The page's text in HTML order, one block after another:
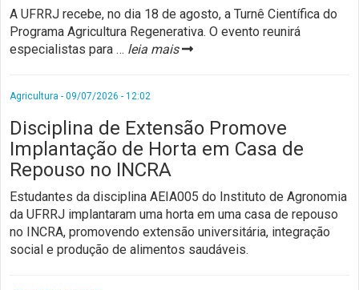
A UFRRJ recebe, no dia 18 de agosto, a Turnê Científica do
Programa Agricultura Regenerativa. O evento reunirá
especialistas para… leia mais
Agricultura - 09/07/2026 - 12:02
Disciplina de Extensão Promove
Implantação de Horta em Casa de
Repouso no INCRA
Estudantes da disciplina AEIA005 do Instituto de Agronomia
da UFRRJ implantaram uma horta em uma casa de repouso
no INCRA, promovendo extensão universitária, integração
social e produção de alimentos saudáveis.